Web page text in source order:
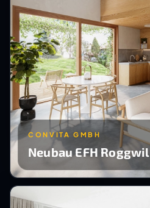
CONVITA GMBH
Neubau EFH Roggwil